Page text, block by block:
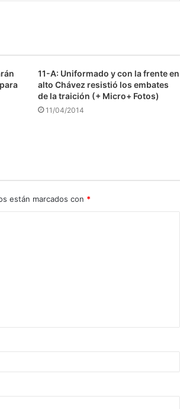
11-A: Uniformado y con la frente en
alto Chávez resistió los embates
de la traición (+ Micro+ Fotos)
11/04/2014
están marcados con *